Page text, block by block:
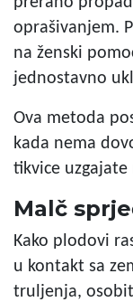
oprašivanjem.
na ženski
jednostavno
Ova metoda
kada nema
tikvice uzgajate
Malč
Kako plodovi
u kontakt sa
truljenja,